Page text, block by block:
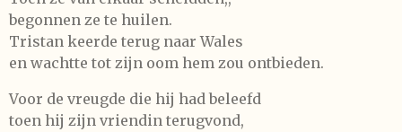
begonnen ze te huilen.
Tristan keerde terug naar Wales
en wachtte tot zijn oom hem zou ontbieden.
Voor de vreugde die hij had beleefd
toen hij zijn vriendin terugvond,